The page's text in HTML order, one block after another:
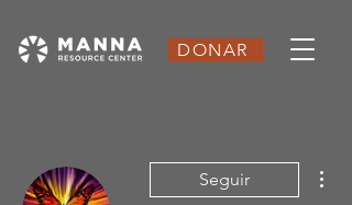
DONAR
Seguir